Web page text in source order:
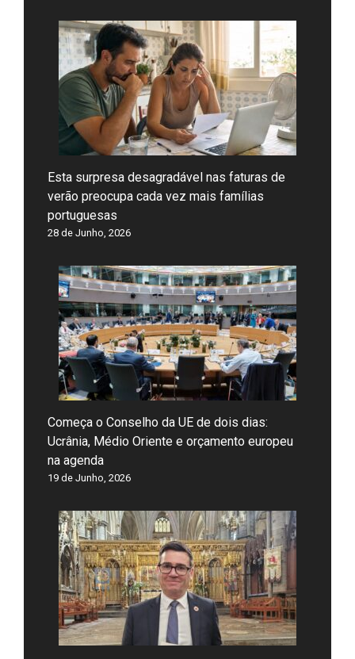
Esta surpresa desagradável nas faturas de
verão preocupa cada vez mais famílias
portuguesas
28 de Junho, 2026
Começa o Conselho da UE de dois dias:
Ucrânia, Médio Oriente e orçamento europeu
na agenda
19 de Junho, 2026